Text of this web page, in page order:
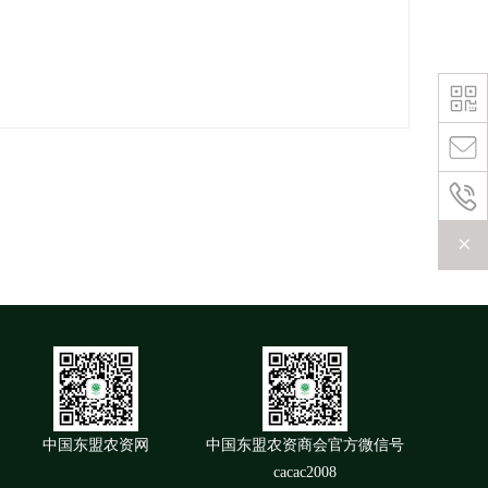
中国东盟农资网
中国东盟农资商会官方微信号
cacac2008
+